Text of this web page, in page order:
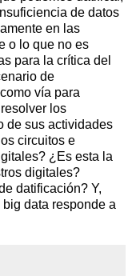
de datos
en las
o lo que no es
para la crítica del
de
vía para
los
de sus actividades
circuitos e
¿Es esta la
digitales?
datificación? Y,
data responde a